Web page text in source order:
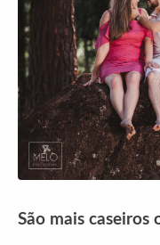
São mais caseiros